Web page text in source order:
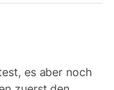
es aber noch